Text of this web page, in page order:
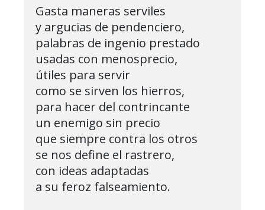
Gasta maneras serviles
y argucias de pendenciero,
palabras de ingenio prestado
usadas con menosprecio,
útiles para servir
como se sirven los hierros,
para hacer del contrincante
un enemigo sin precio
que siempre contra los otros
se nos define el rastrero,
con ideas adaptadas
a su feroz falseamiento.